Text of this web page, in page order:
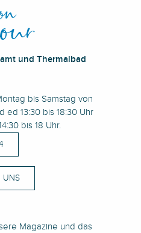
und Thermalbad
bis Samstag von
ed 13:30 bis 18:30 Uhr
bis 18 Uhr.
UNS
Magazine und das